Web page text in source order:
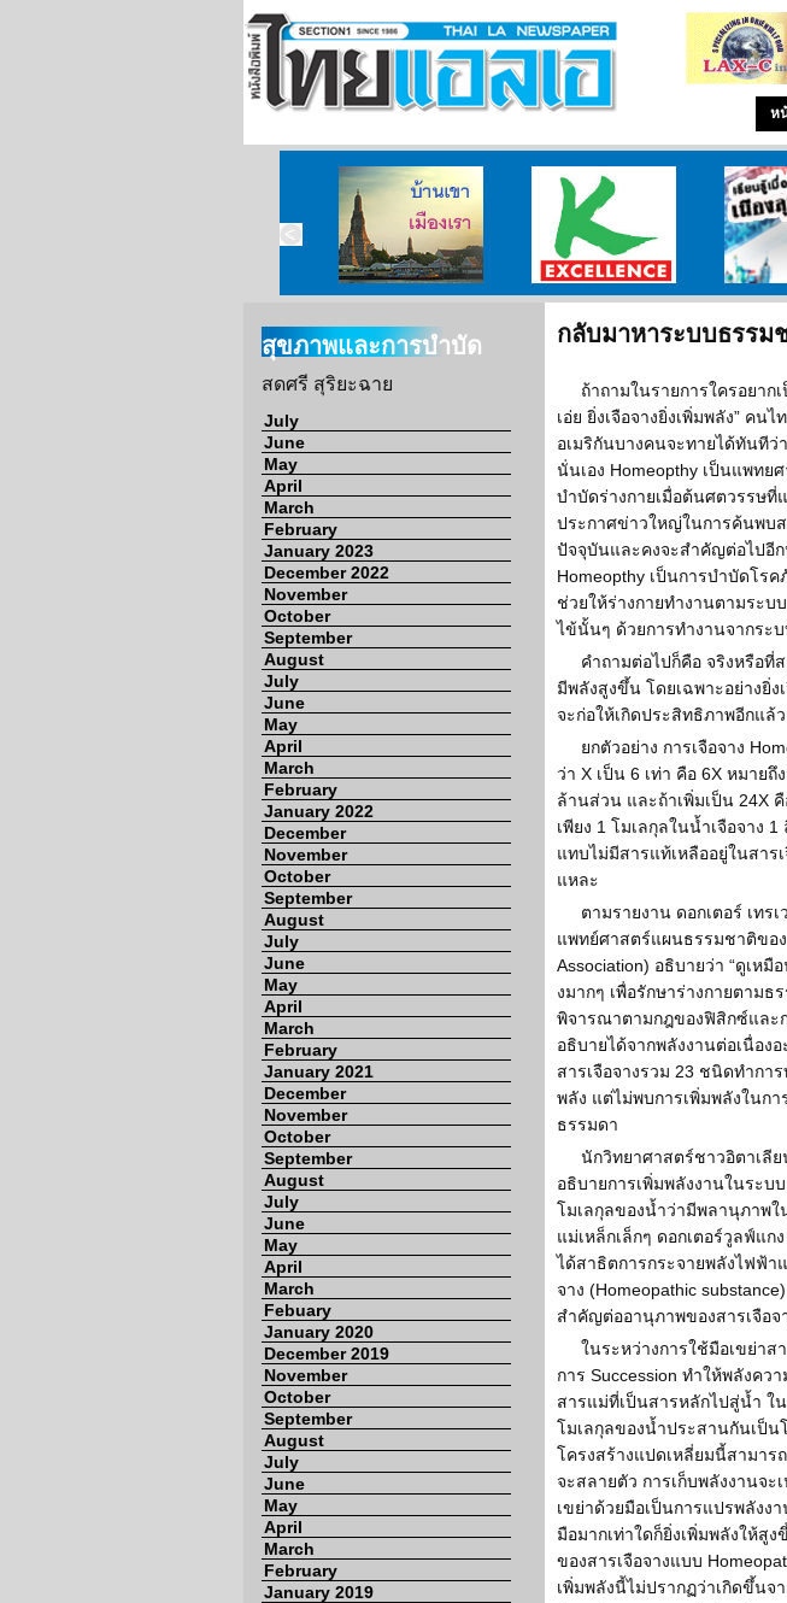
ห
บ้านเขา เมืองเรา ศูนย์วิจัยกสิกรไทย เรียนรู้เมื่
สุขภาพและการบำบัด
สดศรี สุริยะฉาย
July
June
May
April
March
February
January 2023
December 2022
November
October
September
August
July
June
May
April
March
February
January 2022
December
November
October
September
August
July
June
May
April
March
February
January 2021
December
November
October
September
August
July
June
May
April
March
Febuary
January 2020
December 2019
November
October
September
August
July
June
May
April
March
February
January 2019
กลับมาหาระบบธรรม
ถ้าถามในรายการใครอยาก
เอ่ย ยิ่งเจือจางยิ่งเพิ่มพลัง” ค
อเมริกันบางคนจะทายได้ทันทีว่
นั่นเอง Homeopthy เป็นแพทย
บำบัดร่างกายเมื่อต้นศตวรรษ
ประกาศข่าวใหญ่ในการค้นพบ
ปัจจุบันและคงจะสำคัญต่อไปอี
Homeopthy เป็นการบำบัดโรค
ช่วยให้ร่างกายทำงานตามระบ
ไข้นั้นๆ ด้วยการทำงานจากระ
คำถามต่อไปก็คือ จริงหรือที่
มีพลังสูงขึ้น โดยเฉพาะอย่างยิ่
จะก่อให้เกิดประสิทธิภาพอีกแล้ว
ยกตัวอย่าง การเจือจาง
ว่า X เป็น 6 เท่า คือ 6X หมาย
ล้านส่วน และถ้าเพิ่มเป็น 24X
เพียง 1 โมเลกุลในน้ำเจือจาง
แทบไม่มีสารแท้เหลืออยู่ในสาร
แหละ
ตามรายงาน ดอกเตอร์ เทร
แพทย์ศาสตร์แผนธรรมชาติของ
Association) อธิบายว่า “ดูเหมื
งมากๆ เพื่อรักษาร่างกายตามธ
พิจารณาตามกฎของฟิสิกซ์และ
อธิบายได้จากพลังงานต่อเนื่อง
สารเจือจางรวม 23 ชนิดทำกา
พลัง แต่ไม่พบการเพิ่มพลังในก
ธรรมดา
นักวิทยาศาสตร์ชาวอิตาเลี
อธิบายการเพิ่มพลังงานในระบ
โมเลกุลของน้ำว่ามีพลานุภาพ
แม่เหล็กเล็กๆ ดอกเตอร์วูลฟ์แ
ได้สาธิตการกระจายพลังไฟฟ้า
จาง (Homeopathic
สำคัญต่ออานุภาพของสารเจือจ
ในระหว่างการใช้มือเขย่าส
การ Succession ทำให้พลังคว
สารแม่ที่เป็นสารหลักไปสู่น้ำ ใ
โมเลกุลของน้ำประสานกันเป็น
โครงสร้างแปดเหลี่ยมนี้สามาร
จะสลายตัว การเก็บพลังงานจะ
เขย่าด้วยมือเป็นการแปรพลังง
มือมากเท่าใดก็ยิ่งเพิ่มพลังให้สู
ของสารเจือจางแบบ
เพิ่มพลังนี้ไม่ปรากฏว่าเกิดขึ้นจ